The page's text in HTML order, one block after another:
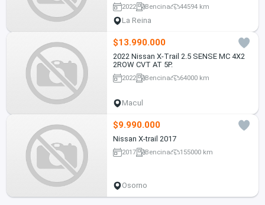
2022 Bencina 44594 km
La Reina
$13.990.000
2022 Nissan X-Trail 2.5 SENSE MC 4X2
2ROW CVT AT 5P.
2022 Bencina 64000 km
Macul
$9.990.000
Nissan X-trail 2017
2017 Bencina 155000 km
Osorno